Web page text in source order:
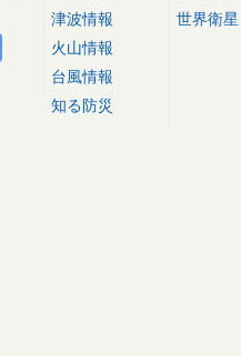
津波情報
火山情報
台風情報
知る防災
世界衛星